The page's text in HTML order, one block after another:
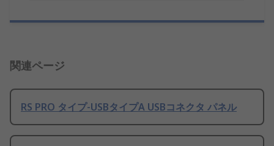
関連ページ
RS PRO タイプ-USBタイプA USBコネクタ パネル